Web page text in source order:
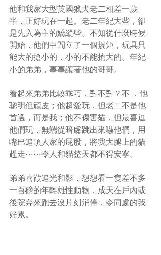
他和我家大型英國獵犬老二相差一歲
半，正好玩在一起。老二年紀大些，卻
是先入為主的嬌縱些。不知從什麼時候
開始，他們中間立了一個規矩，玩具只
能大的搶小的，小的不能搶大的。年紀
小的弟弟，事事讓著他的哥哥。
看起來弟弟比較乖巧，對不對？不 ，他
聰明但頑皮；他超愛玩，但老二不是他
首選，而是我；他不傷害貓，但最喜逗
他們玩，無端從暗䖏跳出來嚇他們，用
嘴巴追頂人家的屁股，將我大腿上的貓
趕走⋯⋯令人和貓整天都不得安寧。
弟弟喜歡追光和影，想想看一隻差不多
一百磅的年輕雄性動物，成天在戶內或
後院奔來跑去沒片刻消停，令同處的我
好累。